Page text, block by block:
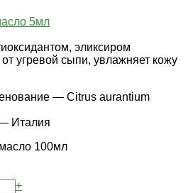
5мл
эликсиром
угревой сыпи, увлажняет кожу
— Citrus aurantium
Италия
+